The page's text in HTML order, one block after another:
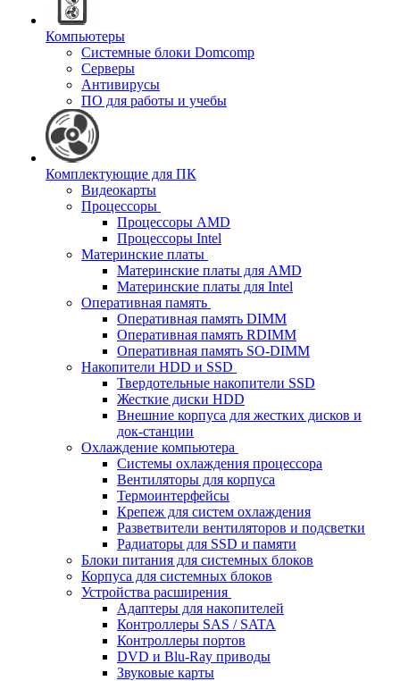
Компьютеры
Системные блоки Domcomp
Серверы
Антивирусы
ПО для работы и учебы
Комплектующие для ПК
Видеокарты
Процессоры
Процессоры AMD
Процессоры Intel
Материнские платы
Материнские платы для AMD
Материнские платы для Intel
Оперативная память
Оперативная память DIMM
Оперативная память RDIMM
Оперативная память SO-DIMM
Накопители HDD и SSD
Твердотельные накопители SSD
Жесткие диски HDD
Внешние корпуса для жестких дисков и
док-станции
Охлаждение компьютера
Системы охлаждения процессора
Вентиляторы для корпуса
Термоинтерфейсы
Крепеж для систем охлаждения
Разветвители вентиляторов и подсветки
Радиаторы для SSD и памяти
Блоки питания для системных блоков
Корпуса для системных блоков
Устройства расширения
Адаптеры для накопителей
Контроллеры SAS / SATA
Контроллеры портов
DVD и Blu-Ray приводы
Звуковые карты